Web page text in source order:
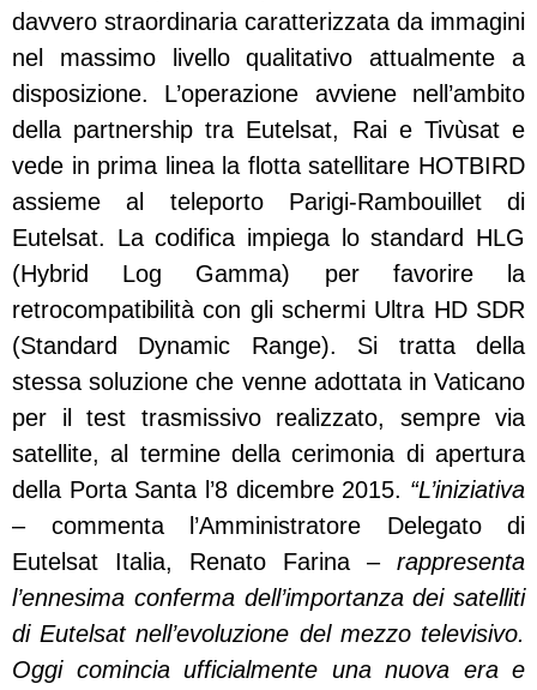
davvero straordinaria caratterizzata da immagini
nel massimo livello qualitativo attualmente a
disposizione. L’operazione avviene nell’ambito
della partnership tra Eutelsat, Rai e Tivùsat e
vede in prima linea la flotta satellitare HOTBIRD
assieme al teleporto Parigi-Rambouillet di
Eutelsat. La codifica impiega lo standard HLG
(Hybrid Log Gamma) per favorire la
retrocompatibilità con gli schermi Ultra HD SDR
(Standard Dynamic Range). Si tratta della
stessa soluzione che venne adottata in Vaticano
per il test trasmissivo realizzato, sempre via
satellite, al termine della cerimonia di apertura
della Porta Santa l’8 dicembre 2015. “L’iniziativa
– commenta l’Amministratore Delegato di
Eutelsat Italia, Renato Farina – rappresenta
l’ennesima conferma dell’importanza dei satelliti
di Eutelsat nell’evoluzione del mezzo televisivo.
Oggi comincia ufficialmente una nuova era e